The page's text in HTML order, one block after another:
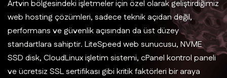
Artvin bölgesindeki işletmeler için özel olarak geliştirdiğimiz
web hosting çözümleri, sadece teknik açıdan değil,
performans ve güvenlik açısından da üst düzey
standartlara sahiptir. LiteSpeed web sunucusu, NVME
SSD disk, CloudLinux işletim sistemi, cPanel kontrol paneli
ve ücretsiz SSL sertifikası gibi kritik faktörleri bir araya